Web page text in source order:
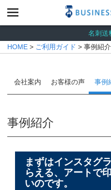
名刺送
HOME > ご利用ガイド > 事例紹介
会社案内 お客様の声 事例
事例紹介
まずはインスタグ
らえる、アートで
いのです。